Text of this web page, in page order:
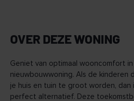
OVER DEZE WONING
Geniet van optimaal wooncomfort
nieuwbouwwoning. Als de kinderen
je huis en tuin te groot worden, dan
perfect alternatief. Deze